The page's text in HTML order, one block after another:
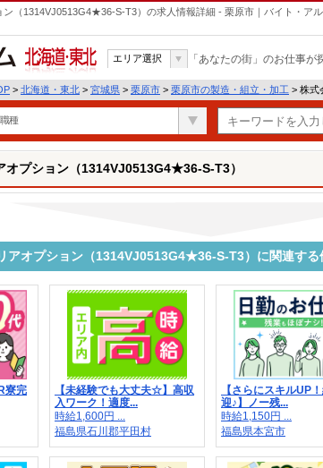
（1314VJ0513G4★36-S-T3）の求人情報詳細 - 栗原市｜バイト・アル
北海道・東北
エリア選択 「あなたの街」のお仕事が
> 北海道・東北 > 宮城県 > 栗原市 > 栗原市の製造・組立・加工 > 株式
職種
オプション（1314VJ0513G4★36-S-T3）
アオプション（1314VJ0513G4★36-S-T3）に関連する
寮完
【未経験でも大丈夫☆】高収
入ワーク！適度...
時給1,600円 ...
福島県石川郡平田村
【さらにスキルUP
迎♪】ノー残...
時給1,150円 ...
福島県本宮市